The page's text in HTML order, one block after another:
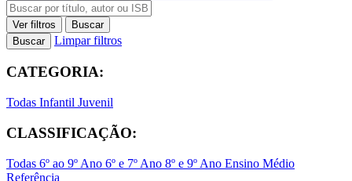
Ver filtros
Buscar
Buscar
Limpar filtros
CATEGORIA:
Todas Infantil Juvenil
CLASSIFICAÇÃO:
Todas 6º ao 9º Ano 6º e 7º Ano 8º e 9º Ano Ensino Médio
Referência